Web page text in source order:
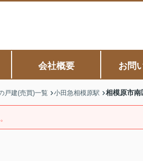
会社概要 お問
戸建(売買)一覧 小田急相模原駅 相模原市